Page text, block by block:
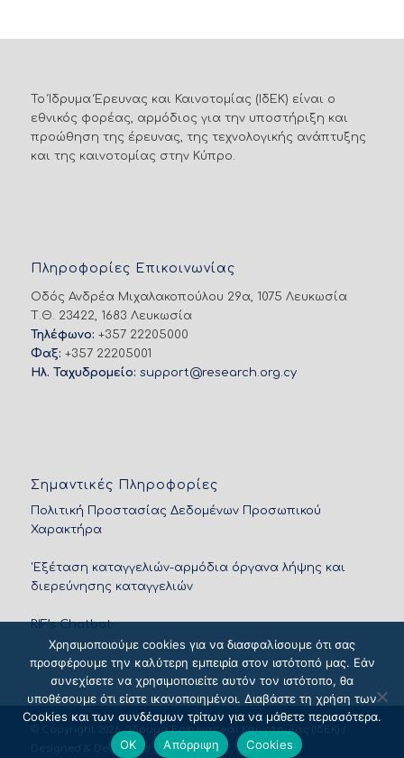
Το Ίδρυμα Έρευνας και Καινοτομίας (ΙδΕΚ) είναι ο
εθνικός φορέας, αρμόδιος για την υποστήριξη και
προώθηση της έρευνας, της τεχνολογικής ανάπτυξης
και της καινοτομίας στην Κύπρο.
Πληροφορίες Επικοινωνίας
Οδός Ανδρέα Μιχαλακοπούλου 29α, 1075 Λευκωσία
Τ.Θ. 23422, 1683 Λευκωσία
Τηλέφωνο: +357 22205000
Φαξ: +357 22205001
Ηλ. Ταχυδρομείο: support@research.org.cy
Σημαντικές Πληροφορίες
Πολιτική Προστασίας Δεδομένων Προσωπικού
Χαρακτήρα
'Εξέταση καταγγελιών-αρμόδια όργανα λήψης και
διερεύνησης καταγγελιών
RIF’s Chatbot
© Copyright 2026 - Ίδρυμα Έρευνας και Καινοτομίας (ΙδΕΚ) /
Designed & Developed byNETinfo Plc
Χρησιμοποιούμε cookies για να διασφαλίσουμε ότι σας
προσφέρουμε την καλύτερη εμπειρία στον ιστότοπό μας. Εάν
συνεχίσετε να χρησιμοποιείτε αυτόν τον ιστότοπο, θα
υποθέσουμε ότι είστε ικανοποιημένοι. Διαβάστε τη χρήση των
Cookies και των συνδέσμων τρίτων για να μάθετε περισσότερα.
OK
Απόρριψη Cookies